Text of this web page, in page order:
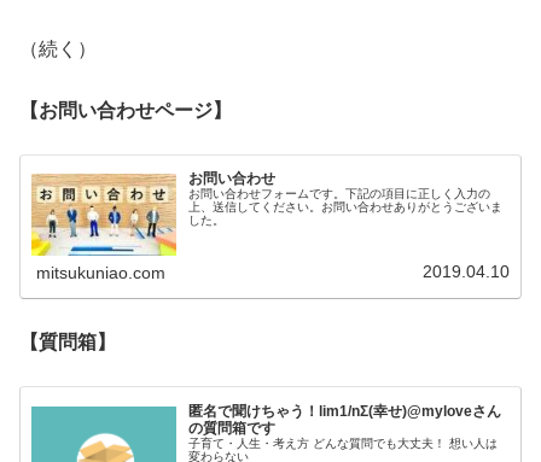
（続く）
【お問い合わせページ】
お問い合わせ
お問い合わせフォームです。下記の項目に正しく入力の
上、送信してください。お問い合わせありがとうございま
した。
mitsukuniao.com 2019.04.10
【質問箱】
匿名で聞けちゃう！lim1/nΣ(幸せ)@myloveさん
の質問箱です
子育て・人生・考え方 どんな質問でも大丈夫！ 想い人は
変わらない